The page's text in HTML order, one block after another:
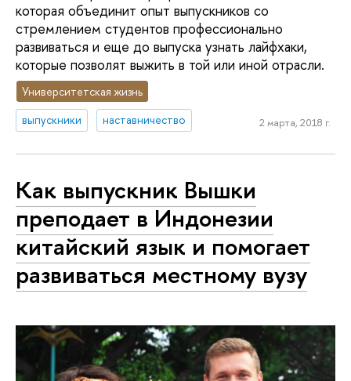
которая объединит опыт выпускников со
стремлением студентов профессионально
развиваться и еще до выпуска узнать лайфхаки,
которые позволят выжить в той или иной отрасли.
Университетская жизнь
выпускники
наставничество 2 марта, 2018 г.
Как выпускник Вышки
преподает в Индонезии
китайский язык и помогает
развиваться местному вузу